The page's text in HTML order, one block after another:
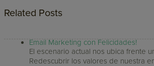
Related Posts
Email Marketing con Felicidades!
El escenario actual nos ubica frente
Redescubrir los valores de nuestra